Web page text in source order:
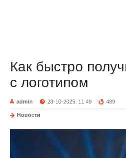
Как быстро
с логотипом
admin 28-10-2025, 11:49 489
Новости